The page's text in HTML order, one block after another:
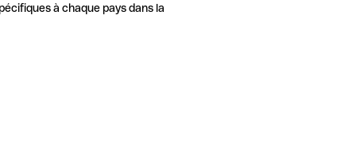
à chaque pays dans la